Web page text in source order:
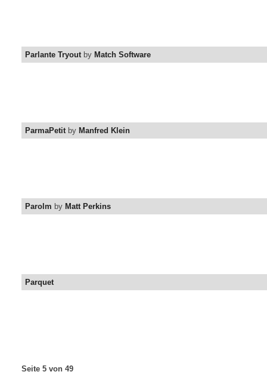
Parlante Tryoutby Match Software
ParmaPetitby Manfred Klein
Parolm by Matt Perkins
Parquet
Seite 5 von 49